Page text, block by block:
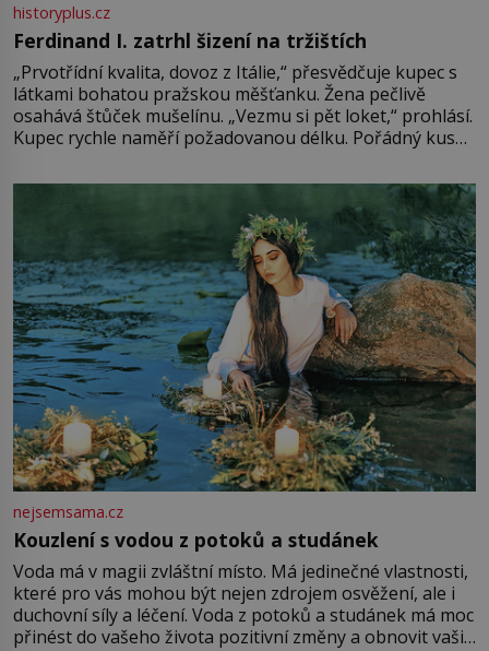
historyplus.cz
Ferdinand I. zatrhl šizení na tržištích
„Prvotřídní kvalita, dovoz z Itálie,“ přesvědčuje kupec s
látkami bohatou pražskou měšťanku. Žena pečlivě
osahává štůček mušelínu. „Vezmu si pět loket,“ prohlásí.
Kupec rychle naměří požadovanou délku. Pořádný kus
milostpaní. Stačí jenom na sukni,“ zhodnotí švadlena
množství růžového mušelínu. „Ošidili vás, podívejte.“
Vezme do ruky dřevěnou
nejsemsama.cz
Kouzlení s vodou z potoků a studánek
Voda má v magii zvláštní místo. Má jedinečné vlastnosti,
které pro vás mohou být nejen zdrojem osvěžení, ale i
duchovní síly a léčení. Voda z potoků a studánek má moc
přinést do vašeho života pozitivní změny a obnovit vaši